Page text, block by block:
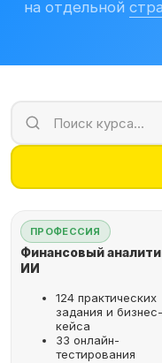
ПРОФЕССИЯ
Финансовый
ИИ
124 практических
задания и бизнес-
кейса
33 онлайн-
тестирования